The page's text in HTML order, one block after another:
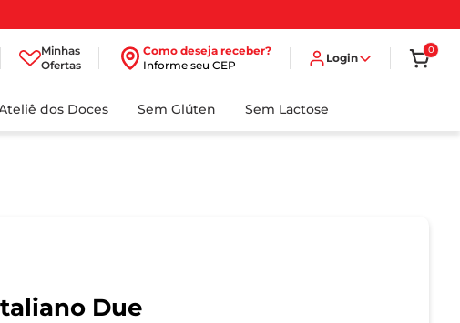
Minhas
Ofertas
Como deseja receber?
Informe seu CEP
Login
0
dos Doces Sem Glúten Sem Lactose
Due